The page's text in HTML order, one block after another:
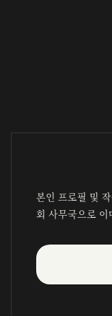
본인 프로필 및
회 사무국으로